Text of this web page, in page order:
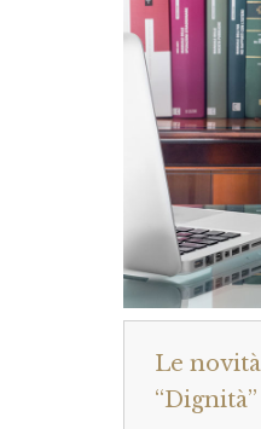
Le
“Dignità”